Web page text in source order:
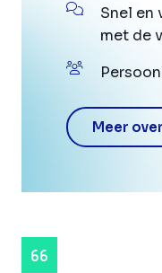
Snel en
met de
Meer